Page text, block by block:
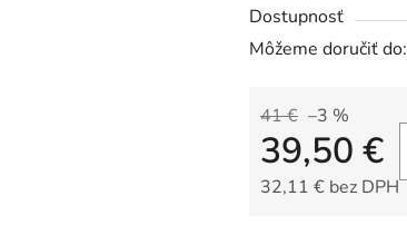
Dostupnosť
Môžeme doručiť do:
41 € –3 %
39,50 €
32,11 € bez DPH